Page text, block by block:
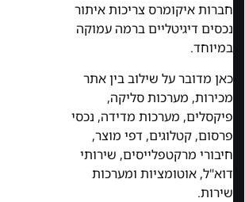
חברות איקומרס צריכות איתור
נכסים דיגיטליים ברמה עמוקה
במיוחד.
כאן מדובר על שילוב בין אתר
מכירות, מערכות סליקה,
פיקסלים, מערכות מדידה, נכסי
פרסום, קטלוגים, דפי מוצר,
חיבורי מרקטפלייסים, שירותי
דוא"ל, אוטומציות ומערכות
שירות.